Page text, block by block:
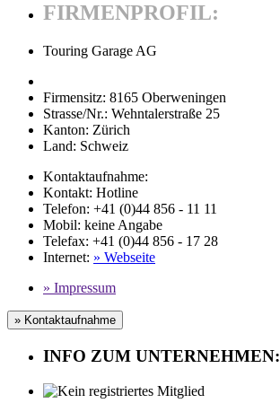
FIRMENPROFIL:
Touring Garage AG
Firmensitz: 8165 Oberweningen
Strasse/Nr.: Wehntalerstraße 25
Kanton: Zürich
Land: Schweiz
Kontaktaufnahme:
Kontakt: Hotline
Telefon: +41 (0)44 856 - 11 11
Mobil: keine Angabe
Telefax: +41 (0)44 856 - 17 28
Internet: » Webseite
» Impressum
» Kontaktaufnahme
INFO ZUM UNTERNEHMEN: